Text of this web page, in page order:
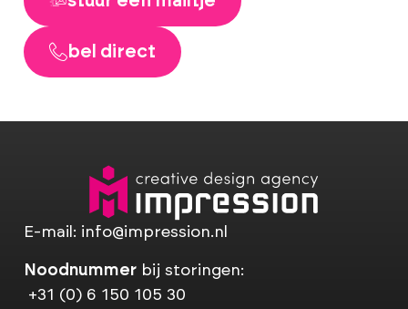
bel direct
E-mail: info@impression.nl
Noodnummerbij storingen:
+31 (0) 6 150 105 30